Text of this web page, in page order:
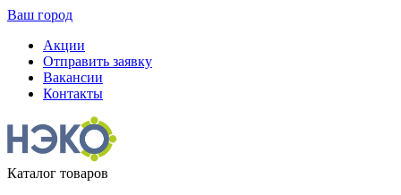
Ваш город
Акции
Отправить заявку
Вакансии
Контакты
Каталог товаров